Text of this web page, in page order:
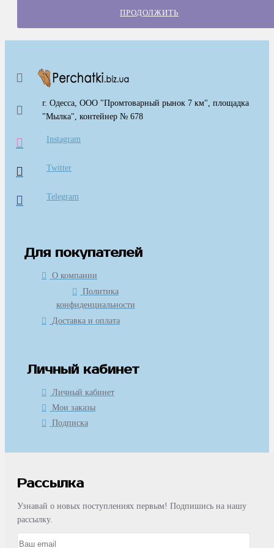
ПРОДОЛЖИТЬ
г. Одесса, ООО "Промтоварный рынок 7 км", площадка
"Мылка", контейнер № 678
Instagram
Twitter
Telegram
Для покупателей
О компании
Политика
конфиденциальности
Доставка и оплата
Личный кабинет
Личный кабинет
Мои заказы
Подписка
Рассылка
Узнавай о новых поступлениях первым! Подпишись на нашу
рассылку.